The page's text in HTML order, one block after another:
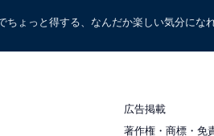
ょっと得する、なんだか楽しい気分にな
広告掲載
著作権・商標・免